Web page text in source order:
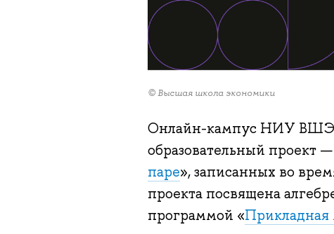
© Высшая школа экономики
Онлайн-кампус НИУ ВШЭ
образовательный проект
паре», записанных во
проекта посвящена
программой «Прикладная